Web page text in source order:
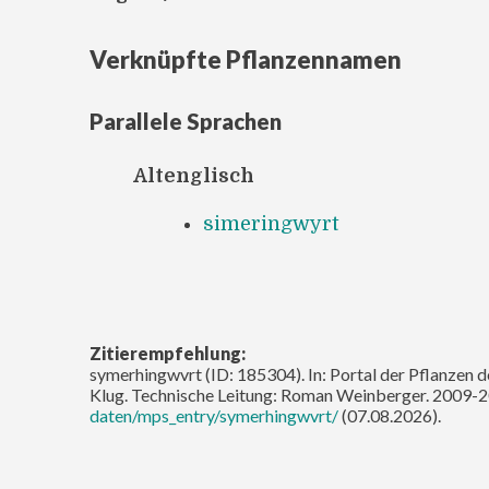
Verknüpfte Pflanzennamen
Parallele Sprachen
Altenglisch
simeringwyrt
Zitierempfehlung:
symerhingwvrt (ID: 185304). In: Portal der Pflanzen
Klug. Technische Leitung: Roman Weinberger. 2009-
daten/mps_entry/symerhingwvrt/(07.08.2026).